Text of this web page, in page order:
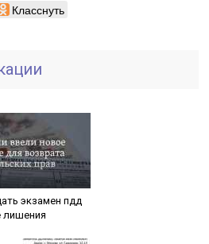
Класснуть
экзамен пдд
лишения